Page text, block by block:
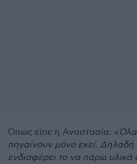
Όπως είπε η Αναστασία: «
πηγαίνουν μόνο εκεί. Δηλαδή
ενδιαφέρει το να πάρω υλικά